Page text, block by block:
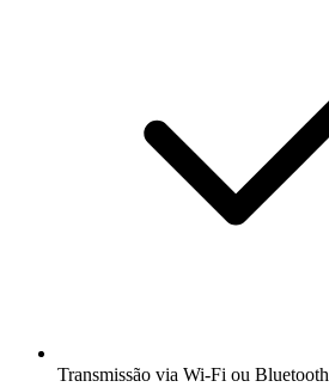
Transmissão via Wi-Fi ou Bluetooth